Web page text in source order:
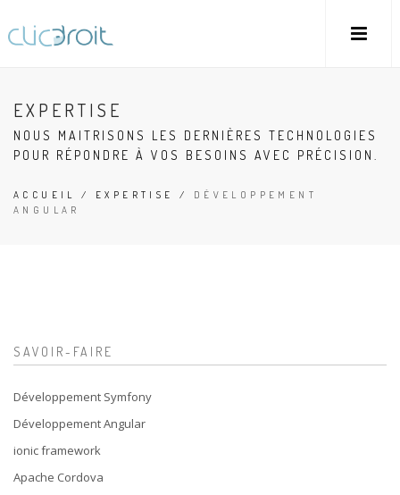
EXPERTISE
NOUS MAITRISONS LES DERNIÈRES TECHNOLOGIES
POUR RÉPONDRE À VOS BESOINS AVEC PRÉCISION.
ACCUEIL / EXPERTISE / DÉVELOPPEMENT
ANGULAR
SAVOIR-FAIRE
Développement Symfony
Développement Angular
ionic framework
Apache Cordova